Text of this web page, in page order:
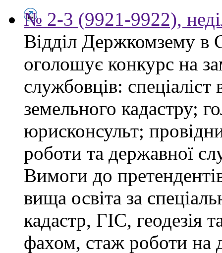
№ 2-3 (9921-9922),
Відділ Держкомзему в
оголошує конкурс на
службовців:
земельного кадастру;
юрисконсульт;
роботи та державної
Вимоги до
вища освіта за
кадастр, ГІС, геодезія
фахом, стаж роботи на